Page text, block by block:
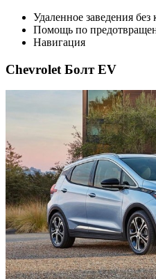
Удаленное заведения без
Помощь по
Навигация
Chevrolet Болт EV